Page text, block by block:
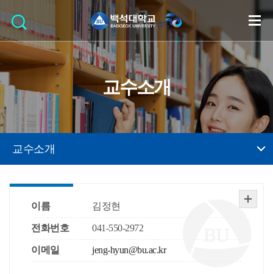
교수소개
교수소개
이름 김정현
전화번호 041-550-2972
이메일 jeng-hyun@bu.ac.kr